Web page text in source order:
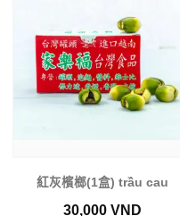
紅灰檳榔(1盒) trầu cau
30,000 VND